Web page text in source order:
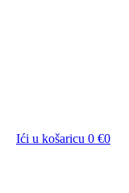
Ići u košaricu 0 €0